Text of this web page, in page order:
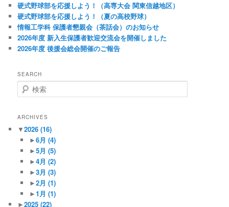
ー
シ
ョ
ン
硬式野球部を応援しよう！（高専大会 関東信越地区）
硬式野球部を応援しよう！（夏の高校野球）
情報工学科 保護者懇親会（茶話会）のお知らせ
2026年度 新入生保護者歓迎交流会を開催しました
2026年度 後援会総会開催のご報告
SEARCH
検
索
ARCHIVES
▼2026(16)
►6月 (4)
►5月 (5)
►4月 (2)
►3月 (3)
►2月 (1)
►1月 (1)
►2025(22)